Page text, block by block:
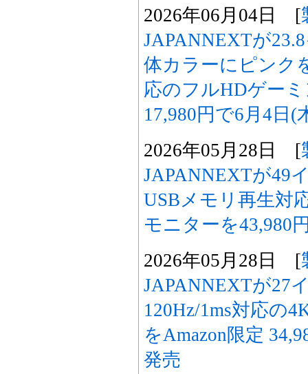
2026年06月04日 [
JAPANNEXTが
体カラーにピンク
応のフルHDゲー
17,980円で6月4日(
2026年05月28日 [
JAPANNEXTが49
USBメモリ再生対
モニターを43,980
2026年05月28日 [
JAPANNEXTが27
120Hz/1ms対応の
をAmazon限定
発売